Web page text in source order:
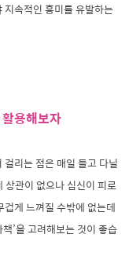
속적인 흥미를 유발하는
용해보자
리는 점은 매일 들고 다닐
상관이 없으나 심신이 피로
게 느껴질 수밖에 없는데
’을 고려해보는 것이 좋습